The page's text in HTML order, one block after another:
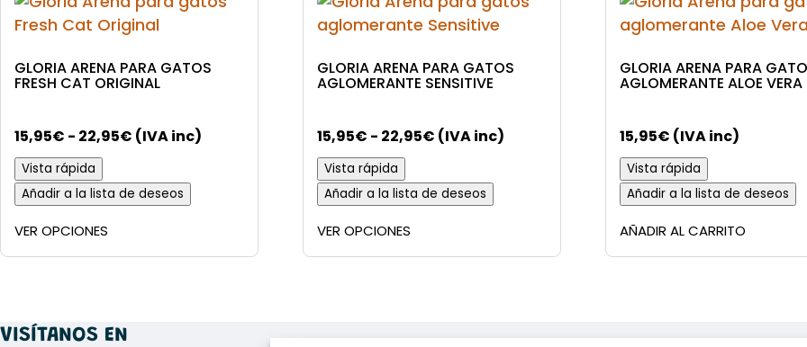
GLORIA ARENA PARA GATOS
FRESH CAT ORIGINAL
15,95€ - 22,95€ Rango
precios:
desde
hasta
(IVA inc)
Vista rápida
Añadir a la lista de deseos
VER OPCIONES
tiene
Las
GLORIA ARENA PARA GATOS
AGLOMERANTE SENSITIVE
15,95€ - 22,95€ Rango
precios:
desde
hasta
(IVA inc)
Vista rápida
Añadir a la lista de deseos
VER OPCIONES
tiene
GLORIA ARENA PARA
AGLOMERANTE ALOE VERA
15,95€ (IVA inc)
Vista rápida
Añadir a la lista de deseos
AÑADIR AL CARRITO
VISÍTANOS EN